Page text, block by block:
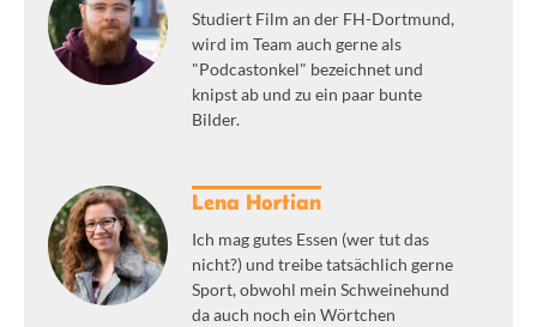
Studiert Film an der FH-Dortmund,
wird im Team auch gerne als
"Podcastonkel" bezeichnet und
knipst ab und zu ein paar bunte
Bilder.
Lena Hortian
Ich mag gutes Essen (wer tut das
nicht?) und treibe tatsächlich gerne
Sport, obwohl mein Schweinehund
da auch noch ein Wörtchen